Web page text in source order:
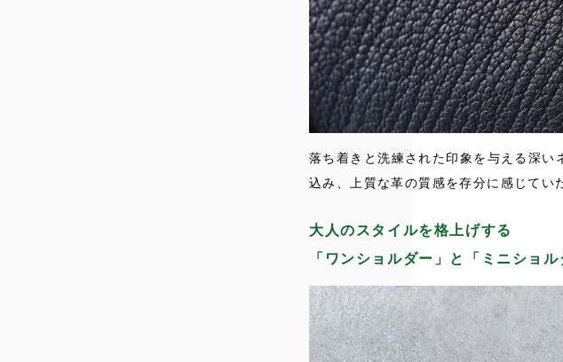
落ち着きと洗練された印象を与える深い
込み、上質な革の質感を存分に感じてい
大人のスタイルを格上げする
「ワンショルダー」と「ミニショル